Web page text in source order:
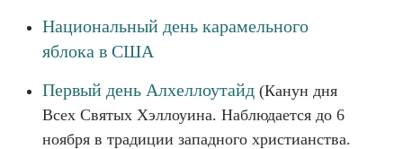
Национальный день карамельного
яблока в США
Первый день Алхеллоутайд (Канун дня
Всех Святых Хэллоуина. Наблюдается до 6
ноября в традиции западного христианства.